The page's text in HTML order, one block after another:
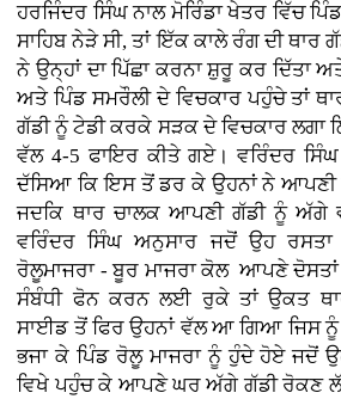
ਹਰਜਿੰਦਰ ਸਿੰਘ ਨਾਲ ਮੋਰਿੰਡਾ ਖੇਤਰ ਵਿੱਚ
ਸਾਹਿਬ ਨੇੜੇ ਸੀ, ਤਾਂ ਇੱਕ ਕਾਲੇ ਰੰਗ ਦੀ ਥਾਰ
ਨੇ ਉਨ੍ਹਾਂ ਦਾ ਪਿੱਛਾ ਕਰਨਾ ਸ਼ੁਰੂ ਕਰ ਦਿੱਤਾ
ਅਤੇ ਪਿੰਡ ਸਮਰੌਲੀ ਦੇ ਵਿਚਕਾਰ ਪਹੁੰਚੇ ਤਾਂ
ਗੱਡੀ ਨੂੰ ਟੇਡੀ ਕਰਕੇ ਸੜਕ ਦੇ ਵਿਚਕਾਰ ਲਗਾ
ਵੱਲ 4-5 ਫਾਇਰ ਕੀਤੇ ਗਏ। ਵਰਿੰਦਰ
ਦੱਸਿਆ ਕਿ ਇਸ ਤੋਂ ਡਰ ਕੇ ਉਹਨਾਂ ਨੇ ਆਪਣੀ
ਜਦਕਿ ਥਾਰ ਚਾਲਕ ਆਪਣੀ ਗੱਡੀ ਨੂੰ ਅੱਗੇ
ਵਰਿੰਦਰ ਸਿੰਘ ਅਨੁਸਾਰ ਜਦੋਂ ਉਹ
ਰੋਲੂਮਾਜਰਾ - ਬੂਰ ਮਾਜਰਾ ਕੋਲ ਆਪਣੇ ਦੋਸਤਾਂ
ਸੰਬੰਧੀ ਫੋਨ ਕਰਨ ਲਈ ਰੁਕੇ ਤਾਂ ਉਕਤ
ਸਾਈਡ ਤੋਂ ਫਿਰ ਉਹਨਾਂ ਵੱਲ ਆ ਗਿਆ ਜਿਸ
ਭਜਾ ਕੇ ਪਿੰਡ ਰੋਲੂ ਮਾਜਰਾ ਨੂੰ ਹੁੰਦੇ ਹੋਏ ਜਦੋਂ
ਵਿਖੇ ਪਹੁੰਚ ਕੇ ਆਪਣੇ ਘਰ ਅੱਗੇ ਗੱਡੀ ਰੋਕਣ